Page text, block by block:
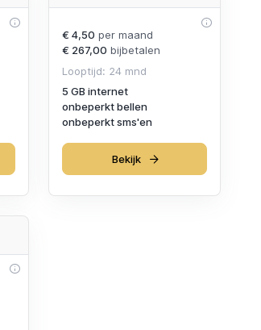
€ 4,50 per maand
€ 267,00 bijbetalen
Looptijd: 24 mnd
5 GB internet
onbeperkt bellen
onbeperkt sms'en
Bekijk